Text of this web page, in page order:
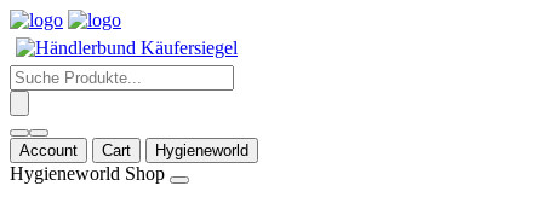
Products
search
Account Cart Hygieneworld
Hygieneworld Shop